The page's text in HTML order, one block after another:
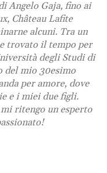
Angelo Gaja, fino ai
Château Lafite
alcuni. Tra un
trovato il tempo per
degli Studi di
del mio 30esimo
per amore, dove
e i miei due figli.
ritengo un esperto